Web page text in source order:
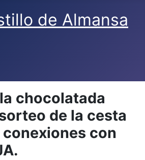
chocolatada
de la cesta
con